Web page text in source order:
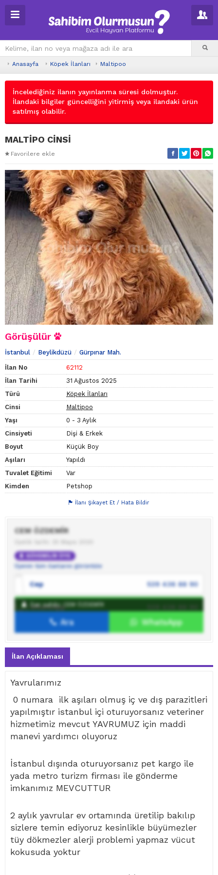
Anasayfa Köpek İlanları Maltipoo
İncelediğiniz ilanın yayınlanma süresi dolmuştur.
İlandaki bilgiler güncelliğini yitirmiş veya ilandaki ürün
satılmış olabilir.
MALTİPO CİNSİ
Favorilere ekle
Görüşülür
İstanbul Beylikdüzü Gürpınar Mah.
İlan No
62112
İlan Tarihi
31 Ağustos 2025
Türü
Köpek İlanları
Cinsi
Maltipoo
Yaşı
0 - 3 Aylık
Cinsiyeti
Dişi & Erkek
Boyut
Küçük Boy
Aşıları
Yapıldı
Tuvalet Eğitimi
Var
Kimden
Petshop
İlanı Şikayet Et / Hata Bildir
CEM ÖZDEMİR
Üyenin tüm ilanlarını görüntüle
Cep 539 436 88 90
WhatsApp
İlan sahibine mesaj gönder
İlan sahibi: CEM ÖZDEMİR
Ara WhatsApp
İlan Açıklaması
Yavrularımız
0 numara ilk aşıları olmuş iç ve dış parazitleri
yapılmıştır istanbul içi oturuyorsanız veteriner
hizmetimiz mevcut YAVRUMUZ için maddi
manevi yardımcı oluyoruz
İstanbul dışında oturuyorsanız pet kargo ile
yada metro turizm firması ile gönderme
imkanımız MEVCUTTUR
2 aylık yavrular ev ortamında üretilip bakılıp
sizlere temin ediyoruz kesinlikle büyümezler
tüy dökmezler alerji problemi yapmaz vücut
kokusuda yoktur